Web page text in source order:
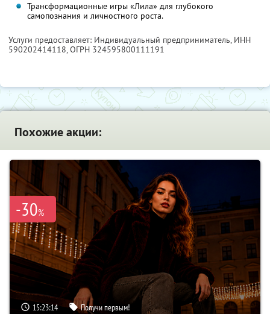
Трансформационные игры «Лила» для глубокого
самопознания и личностного роста.
Услуги предоставляет: Индивидуальный предприниматель, ИНН
590202414118, ОГРН 324595800111191
Похожие акции:
-30%
15:23:13 Получи первым!